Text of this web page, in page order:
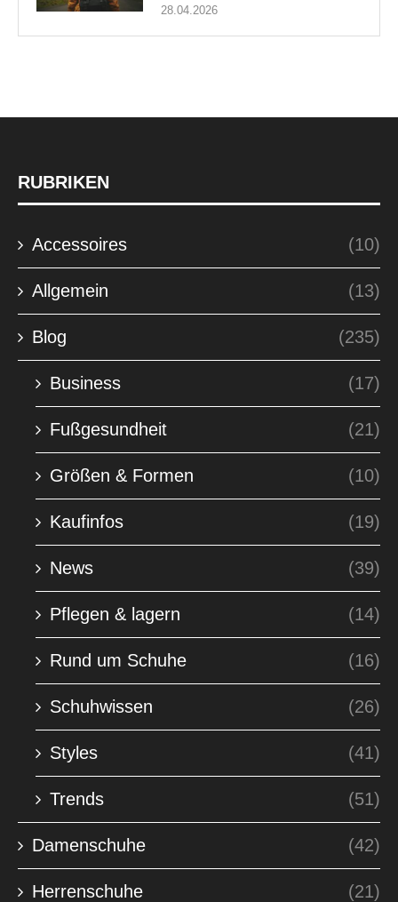
28.04.2026
RUBRIKEN
Accessoires (10)
Allgemein (13)
Blog (235)
Business (17)
Fußgesundheit (21)
Größen & Formen (10)
Kaufinfos (19)
News (39)
Pflegen & lagern (14)
Rund um Schuhe (16)
Schuhwissen (26)
Styles (41)
Trends (51)
Damenschuhe (42)
Herrenschuhe (21)